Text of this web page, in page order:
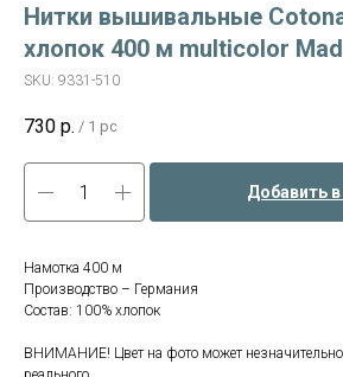
Нитки вышивальные
хлопок 400 м multicolor
SKU: 9331-510
730 р. / 1 pc
Добавить
Намотка 400 м
Производство – Германия
Состав: 100% хлопок
ВНИМАНИЕ! Цвет на фото может незначительно